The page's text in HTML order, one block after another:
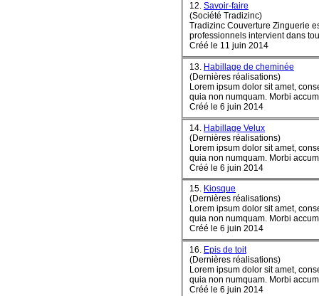
12. Savoir-faire
(Société Tradizinc)
Tradizinc Couverture Zinguerie
professionnels intervient dans
Créé le 11 juin 2014
13. Habillage de cheminée
(Dernières réalisations)
Lorem ipsum dolor sit amet,
quia non
Créé le 6 juin 2014
14. Habillage Velux
(Dernières réalisations)
Lorem ipsum dolor sit amet,
quia non
Créé le 6 juin 2014
15. Kiosque
(Dernières réalisations)
Lorem ipsum dolor sit amet,
quia non
Créé le 6 juin 2014
16. Epis de toit
(Dernières réalisations)
Lorem ipsum dolor sit amet,
quia non
Créé le 6 juin 2014